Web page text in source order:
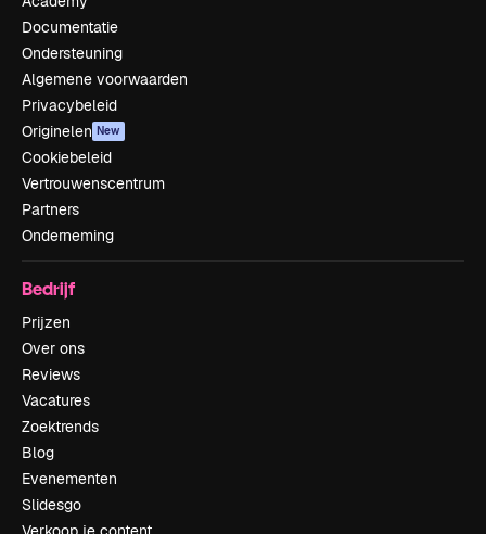
Documentatie
Ondersteuning
Algemene voorwaarden
Privacybeleid
Originelen New
Cookiebeleid
Vertrouwenscentrum
Partners
Onderneming
Bedrijf
Prijzen
Over ons
Reviews
Vacatures
Zoektrends
Blog
Evenementen
Slidesgo